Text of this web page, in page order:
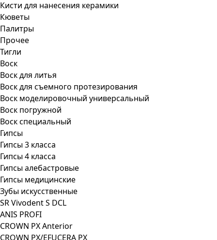
Кисти для нанесения керамики
Кюветы
Палитры
Прочее
Тигли
Воск
Воск для литья
Воск для съемного протезирования
Воск моделировочный универсальный
Воск погружной
Воск специальный
Гипсы
Гипсы 3 класса
Гипсы 4 класса
Гипсы алебастровые
Гипсы медицинские
Зубы искусственные
SR Vivodent S DCL
ANIS PROFI
CROWN PX Anterior
CROWN PX/EFUCERA PX